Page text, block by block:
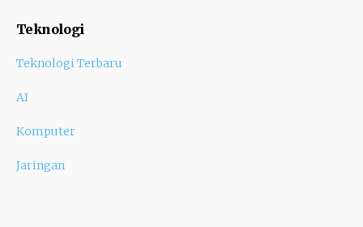
Teknologi
Teknologi Terbaru
AI
Komputer
Jaringan